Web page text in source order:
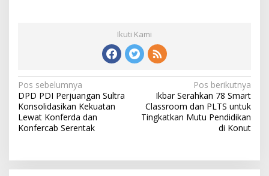
Ikuti Kami
N
a
v
a
Pos sebelumnya
DPD PDI Perjuangan Sultra
Konsolidasikan Kekuatan
Lewat Konferda dan
Konfercab Serentak
Pos berikutnya
Ikbar Serahkan 78 Smart
Classroom dan PLTS untuk
Tingkatkan Mutu Pendidikan
di Konut